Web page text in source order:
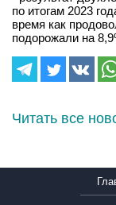
по итогам 2023
время как
подорожали на
Читать все